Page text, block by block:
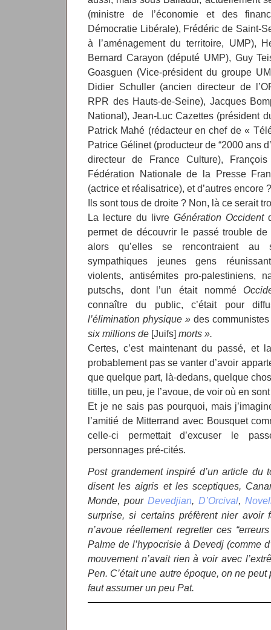
(ministre de l’économie et des
Démocratie Libérale), Frédéric de Saint-
à l’aménagement du territoire, UMP),
Bernard Carayon (député UMP), Guy
Goasguen (Vice-président du groupe
Didier Schuller (ancien directeur de
RPR des Hauts-de-Seine), Jacques
National), Jean-Luc Cazettes (président
Patrick Mahé (rédacteur en chef de «
Patrice Gélinet (producteur de “2000 ans
directeur de France Culture),
Fédération Nationale de la Presse
(actrice et réalisatrice), et d’autres encore ?
Ils sont tous de droite ? Non, là ce serait
La lecture du livre Génération Occident
permet de découvrir le passé trouble
alors qu’elles se rencontraient au
sympathiques jeunes gens
violents, antisémites pro-palestiniens,
putschs, dont l’un était nommé
connaître du public, c’était pour
l’élimination physique »des
six millions de [Juifs] morts ».
Certes, c’est maintenant du passé, et
probablement pas se vanter d’avoir
que quelque part, là-dedans, quelque
titille, un peu, je l’avoue, de voir où en
Et je ne sais pas pourquoi, mais
l’amitié de Mitterrand avec Bousquet
celle-ci permettait d’excuser le
personnages pré-cités.
Post grandement inspiré d’un article du
disent les aigris et les sceptiques,
Monde, pourDevedjian,D’Orcival,
surprise, si certains préfèrent nier avoir
n’avoue réellement regretter ces
Palme de l’hypocrisie à Devedj (comme
mouvement n’avait rien à voir avec
Pen. C’était une autre époque, on ne
faut assumer un peu Pat.